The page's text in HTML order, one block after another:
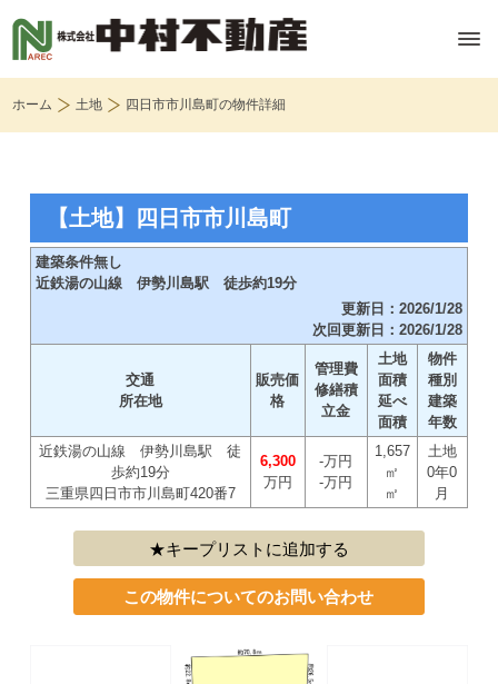
ホーム 土地 四日市市川島町の物件詳細
【土地】四日市市川島町
建築条件無し
近鉄湯の山線 伊勢川島駅 徒歩約19分
更新日：2026/1/28
次回更新日：2026/1/28
交通
所在地
販売価
格
管理費
修繕積
立金
土地
面積
延べ
面積
物件
種別
建築
年数
近鉄湯の山線 伊勢川島駅 徒
歩約19分
三重県四日市市川島町420番7
6,300
万円
-万円
-万円
1,657
㎡
㎡
土地
0年0
月
キープリストに追加する
この物件についてのお問い合わせ